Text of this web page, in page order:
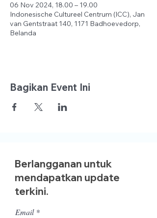
06 Nov 2024, 18.00 – 19.00
Indonesische Cultureel Centrum (ICC), Jan
van Gentstraat 140, 1171 Badhoevedorp,
Belanda
Bagikan Event Ini
Berlangganan untuk
mendapatkan update
terkini.
Email